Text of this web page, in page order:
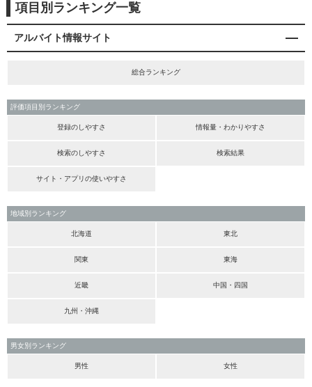
項目別ランキング一覧
アルバイト情報サイト
総合ランキング
評価項目別ランキング
登録のしやすさ 情報量・わかりやすさ
検索のしやすさ 検索結果
サイト・アプリの使いやすさ
地域別ランキング
北海道 東北
関東 東海
近畿 中国・四国
九州・沖縄
男女別ランキング
男性 女性